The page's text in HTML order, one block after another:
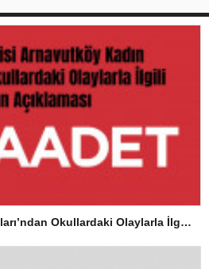
Saadet Partisi Kadın Kolları’ndan Okullardaki Olaylarla İlgili Basın Açıklaması